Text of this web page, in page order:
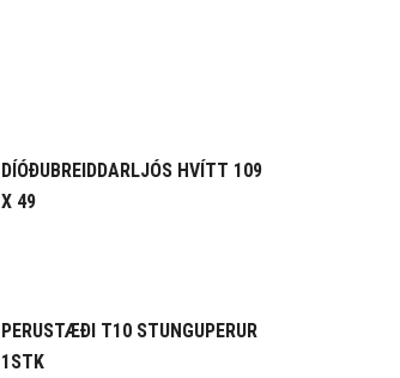
DÍÓÐUBREIDDARLJÓS HVÍTT 109
X 49
PERUSTÆÐI T10 STUNGUPERUR
1STK